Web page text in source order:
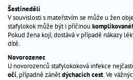
v
těhotenství
screening
v
těhotenství
související
Šestinedělí
V souvislosti s mateřstvím se může u žen
stafylokok může být i příčinou
Pokud žena kojí, dostává v případě nákazy
dítě.
Novorozenec
U novorozenců stafylokoková infekce
očí , případně zánětdýchacích cest . Ve